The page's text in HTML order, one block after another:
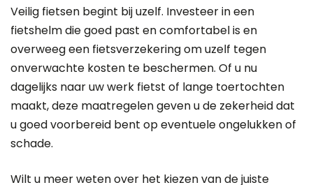
Veilig fietsen begint bij uzelf. Investeer in een
fietshelm die goed past en comfortabel is en
overweeg een fietsverzekering om uzelf tegen
onverwachte kosten te beschermen. Of u nu
dagelijks naar uw werk fietst of lange toertochten
maakt, deze maatregelen geven u de zekerheid dat
u goed voorbereid bent op eventuele ongelukken of
schade.
Wilt u meer weten over het kiezen van de juiste